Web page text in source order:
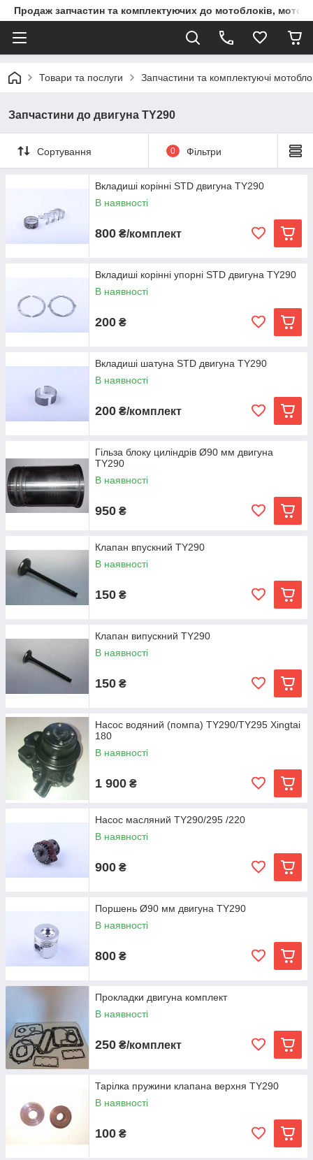
Продаж запчастин та комплектуючих до мотоблоків,
Товари та послуги Запчастини та комплектуючі
Запчастини до двигуна TY290
Сортування 0 Фільтри
Вкладиші корінні STD двигуна TY290
В наявності
800 ₴/комплект
Вкладиші корінні упорні STD двигуна TY290
В наявності
200 ₴
Вкладиші шатуна STD двигуна TY290
В наявності
200 ₴/комплект
Гільза блоку циліндрів Ø90 мм двигуна
TY290
В наявності
950 ₴
Клапан впускний TY290
В наявності
150 ₴
Клапан випускний TY290
В наявності
150 ₴
Насос водяний (помпа) TY290/TY295 Xingtai
180
В наявності
1 900 ₴
Насос масляний TY290/295 /220
В наявності
900 ₴
Поршень Ø90 мм двигуна TY290
В наявності
800 ₴
Прокладки двигуна комплект
В наявності
250 ₴/комплект
Тарілка пружини клапана верхня TY290
В наявності
100 ₴